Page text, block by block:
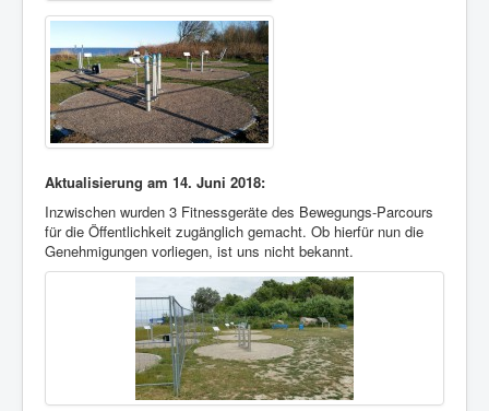
Aktualisierung am 14. Juni 2018:
Inzwischen wurden 3 Fitnessgeräte des Bewegungs-Parcours
für die Öffentlichkeit zugänglich gemacht. Ob hierfür nun die
Genehmigungen vorliegen, ist uns nicht bekannt.